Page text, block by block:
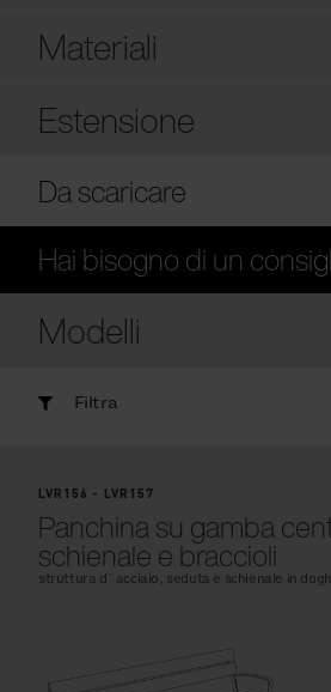
Materiali
Estensione
Da scaricare
Hai bisogno di un
Modelli
Filtra
LVR156 - LVR157
Panchina su gamba
schienale e braccioli
struttura d´ acciaio, seduta e schienale in